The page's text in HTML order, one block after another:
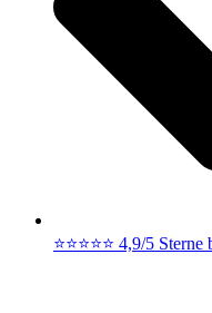
⭐⭐⭐⭐⭐ 4,9/5